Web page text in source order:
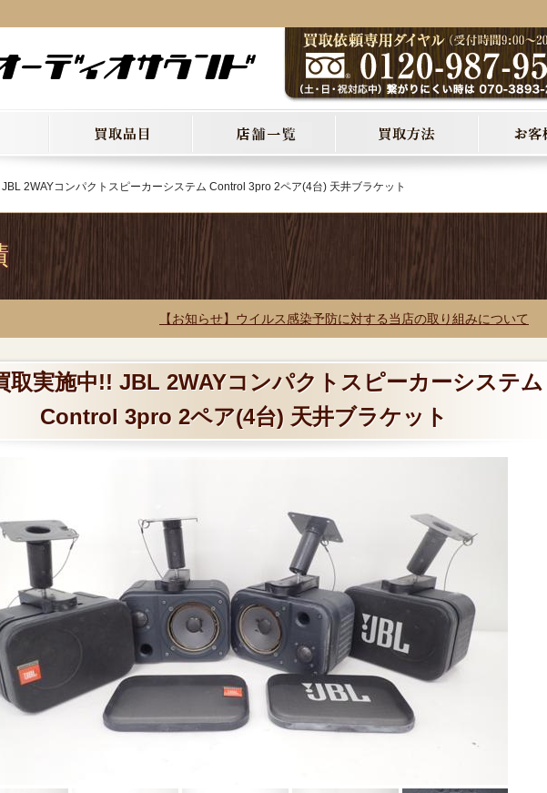
JBL 2WAYコンパクトスピーカーシステム Control 3pro 2ペア(4台) 天井ブラケット
【お知らせ】ウイルス感染予防に対する当店の取り組みについて
取実施中!! JBL 2WAYコンパクトスピーカーシステム
Control 3pro 2ペア(4台) 天井ブラケット